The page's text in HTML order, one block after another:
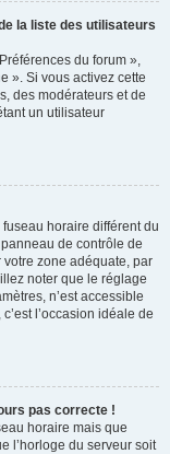
la liste des utilisateurs
du forum »,
». Si vous activez cette
des modérateurs et de
un utilisateur
fuseau horaire différent du
de contrôle de
votre zone adéquate, par
noter que le réglage
n’est accessible
l’occasion idéale de
pas correcte !
horaire mais que
l’horloge du serveur soit